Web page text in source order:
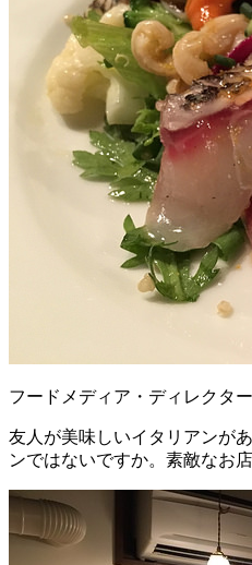
フードメディア・ディレクタ
友人が美味しいイタリアンが
ンではないですか。素敵なお